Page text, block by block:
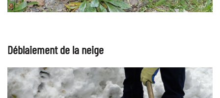
Déblaiement de la neige